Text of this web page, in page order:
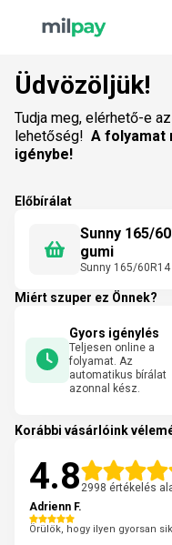
Üdvözöljük!
Tudja meg, elérhető-e
lehetőség! A folyamat
igénybe!
Előbírálat
Sunny 165/
gumi
Sunny 165/
Miért szuper ez Önnek?
Gyors igénylés
Teljesen online a
folyamat. Az
automatikus bírálat
azonnal kész.
Korábbi vásárlóink
4.8 2998 értékelés
Adrienn F.
Örülök, hogy ilyen